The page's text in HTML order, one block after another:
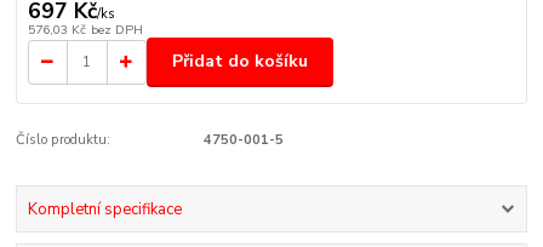
697 Kč/ks
576,03 Kč bez DPH
Přidat do košíku
Číslo produktu: 4750-001-5
Kompletní specifikace